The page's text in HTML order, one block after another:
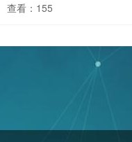
查看：155